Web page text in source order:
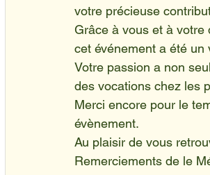
votre précieuse
Grâce à vous et à votre
cet événement a été un
Votre passion a non
des vocations chez les
Merci encore pour le
évènement.
Au plaisir de vous
Remerciements de le